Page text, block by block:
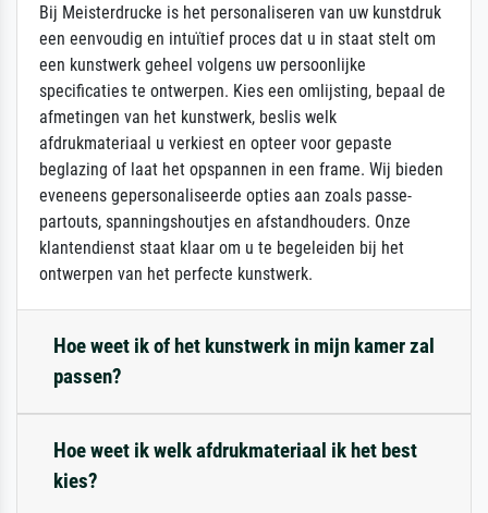
Bij Meisterdrucke is het personaliseren van uw kunstdruk
een eenvoudig en intuïtief proces dat u in staat stelt om
een kunstwerk geheel volgens uw persoonlijke
specificaties te ontwerpen. Kies een omlijsting, bepaal de
afmetingen van het kunstwerk, beslis welk
afdrukmateriaal u verkiest en opteer voor gepaste
beglazing of laat het opspannen in een frame. Wij bieden
eveneens gepersonaliseerde opties aan zoals passe-
partouts, spanningshoutjes en afstandhouders. Onze
klantendienst staat klaar om u te begeleiden bij het
ontwerpen van het perfecte kunstwerk.
Hoe weet ik of het kunstwerk in mijn kamer zal
passen?
Hoe weet ik welk afdrukmateriaal ik het best
kies?